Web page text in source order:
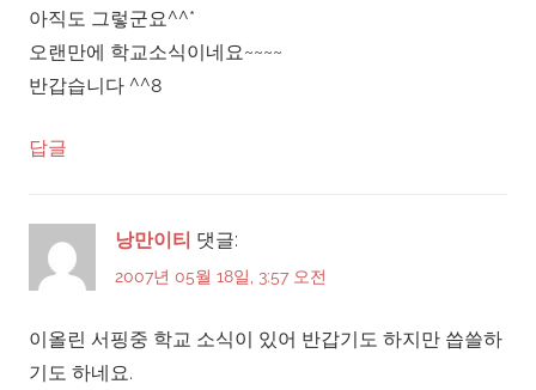
아직도 그렇군요^^*
오랜만에 학교소식이네요~~~~
반갑습니다 ^^8
답글
낭만이티 댓글:
2007년 05월 18일, 3:57 오전
이올린 서핑중 학교 소식이 있어 반갑기도 하지만 씁쓸하
기도 하네요.